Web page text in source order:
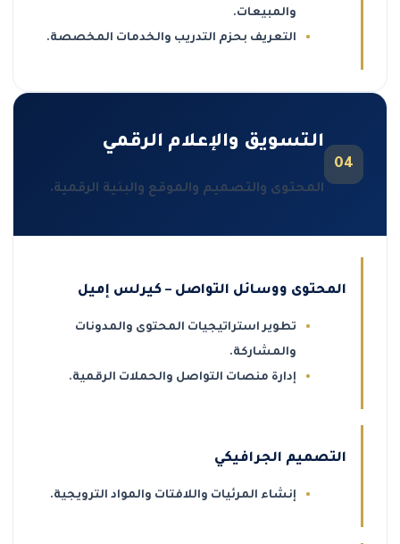
والمبيعات.
التعريف بحزم التدريب والخدمات المخصصة.
04
التسويق والإعلام الرقمي
المحتوى والتصميم والموقع والبنية الرقمية.
المحتوى ووسائل التواصل – كيرلس إميل
تطوير استراتيجيات المحتوى والمدونات
والمشاركة.
إدارة منصات التواصل والحملات الرقمية.
التصميم الجرافيكي
إنشاء المرئيات واللافتات والمواد الترويجية.